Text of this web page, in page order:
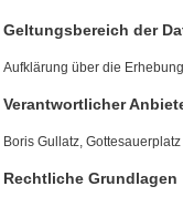
Geltungsbereich der
Aufklärung über die
Verantwortlicher
Boris Gullatz,
Rechtliche Grundlagen